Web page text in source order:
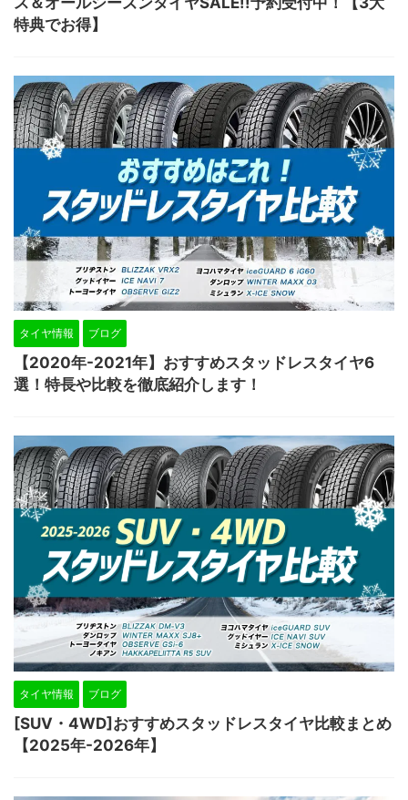
特典でお得】
タイヤ情報 ブログ
【2020年-2021年】おすすめスタッドレスタイヤ6
選！特長や比較を徹底紹介します！
タイヤ情報 ブログ
[SUV・4WD]おすすめスタッドレスタイヤ比較まとめ
【2025年-2026年】